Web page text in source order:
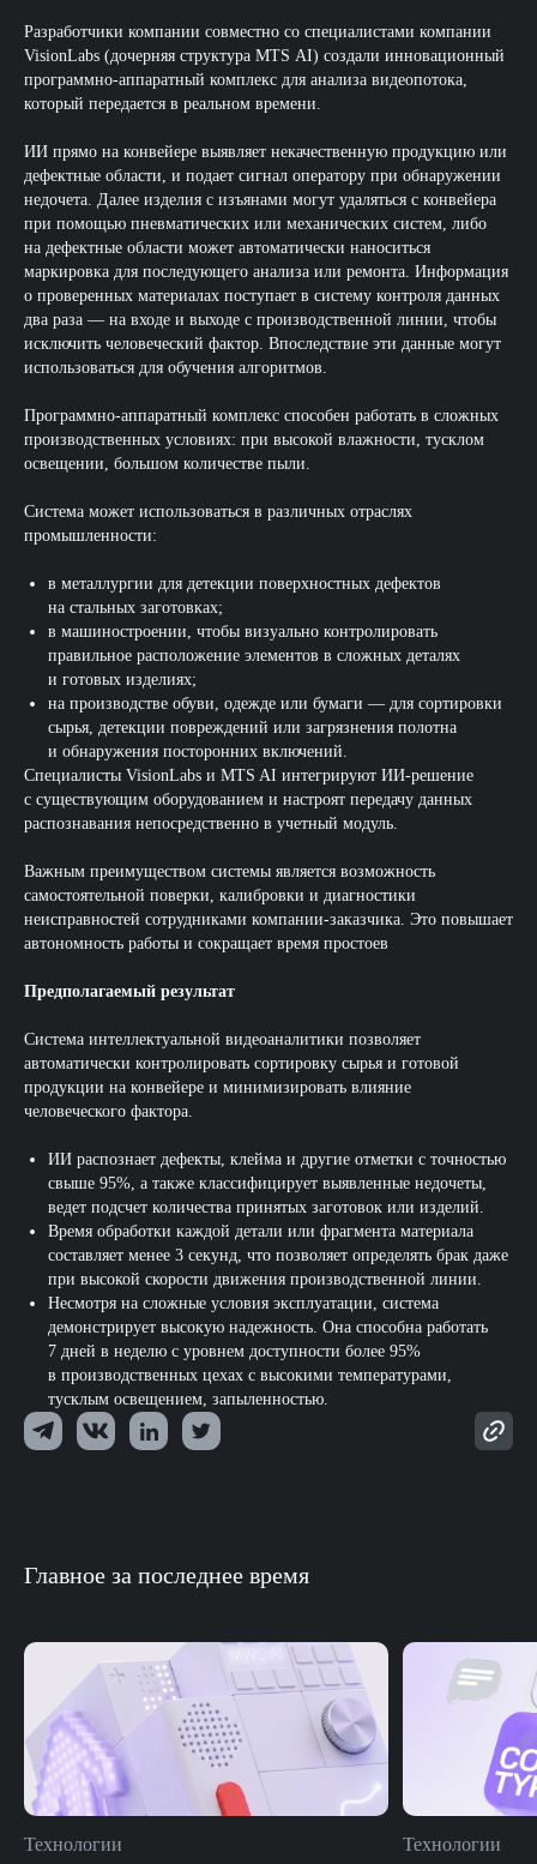
Разработчики компании совместно со специалистами компании
VisionLabs (дочерняя структура MTS AI) создали инновационный
программно-аппаратный комплекс для анализа видеопотока,
который передается в реальном времени.
ИИ прямо на конвейере выявляет некачественную продукцию или
дефектные области, и подает сигнал оператору при обнаружении
недочета. Далее изделия с изъянами могут удаляться с конвейера
при помощью пневматических или механических систем, либо
на дефектные области может автоматически наноситься
маркировка для последующего анализа или ремонта. Информация
о проверенных материалах поступает в систему контроля данных
два раза — на входе и выходе с производственной линии, чтобы
исключить человеческий фактор. Впоследствие эти данные могут
использоваться для обучения алгоритмов.
Программно-аппаратный комплекс способен работать в сложных
производственных условиях: при высокой влажности, тусклом
освещении, большом количестве пыли.
Система может использоваться в различных отраслях
промышленности:
в металлургии для детекции поверхностных дефектов
на стальных заготовках;
в машиностроении, чтобы визуально контролировать
правильное расположение элементов в сложных деталях
и готовых изделиях;
на производстве обуви, одежде или бумаги — для сортировки
сырья, детекции повреждений или загрязнения полотна
и обнаружения посторонних включений.
Специалисты VisionLabs и MTS AI интегрируют ИИ-решение
с существующим оборудованием и настроят передачу данных
распознавания непосредственно в учетный модуль.
Важным преимуществом системы является возможность
самостоятельной поверки, калибровки и диагностики
неисправностей сотрудниками компании-заказчика. Это повышает
автономность работы и сокращает время простоев
Предполагаемый результат
Система интеллектуальной видеоаналитики позволяет
автоматически контролировать сортировку сырья и готовой
продукции на конвейере и минимизировать влияние
человеческого фактора.
ИИ распознает дефекты, клейма и другие отметки с точностью
свыше 95%, а также классифицирует выявленные недочеты,
ведет подсчет количества принятых заготовок или изделий.
Время обработки каждой детали или фрагмента материала
составляет менее 3 секунд, что позволяет определять брак даже
при высокой скорости движения производственной линии.
Несмотря на сложные условия эксплуатации, система
демонстрирует высокую надежность. Она способна работать
7 дней в неделю с уровнем доступности более 95%
в производственных цехах с высокими температурами,
тусклым освещением, запыленностью.
Главное за последнее время
Технологии Технологии